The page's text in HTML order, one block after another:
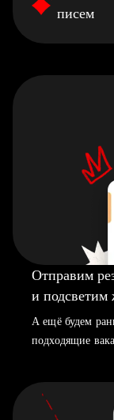
писем
Отправим
и подсветим
А ещё будем
подходящие